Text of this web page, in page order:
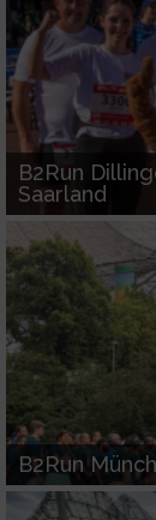
B2Run
Saarland
B2Run